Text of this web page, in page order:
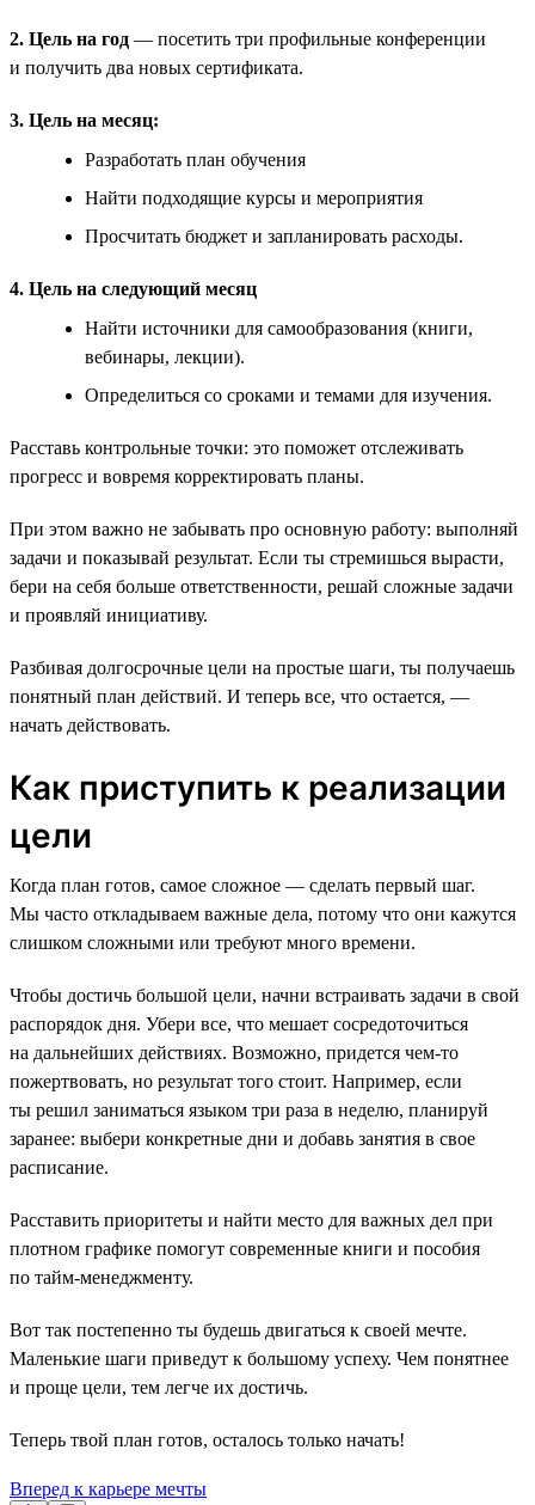
2. Цель на год — посетить три профильные конференции
и получить два новых сертификата.
3. Цель на месяц:
Разработать план обучения
Найти подходящие курсы и мероприятия
Просчитать бюджет и запланировать расходы.
4. Цель на следующий месяц
Найти источники для самообразования (книги,
вебинары, лекции).
Определиться со сроками и темами для изучения.
Расставь контрольные точки: это поможет отслеживать
прогресс и вовремя корректировать планы.
При этом важно не забывать про основную работу: выполняй
задачи и показывай результат. Если ты стремишься вырасти,
бери на себя больше ответственности, решай сложные задачи
и проявляй инициативу.
Разбивая долгосрочные цели на простые шаги, ты получаешь
понятный план действий. И теперь все, что остается, —
начать действовать.
Как приступить к реализации
цели
Когда план готов, самое сложное — сделать первый шаг.
Мы часто откладываем важные дела, потому что они кажутся
слишком сложными или требуют много времени.
Чтобы достичь большой цели, начни встраивать задачи в свой
распорядок дня. Убери все, что мешает сосредоточиться
на дальнейших действиях. Возможно, придется чем-то
пожертвовать, но результат того стоит. Например, если
ты решил заниматься языком три раза в неделю, планируй
заранее: выбери конкретные дни и добавь занятия в свое
расписание.
Расставить приоритеты и найти место для важных дел при
плотном графике помогут современные книги и пособия
по тайм-менеджменту.
Вот так постепенно ты будешь двигаться к своей мечте.
Маленькие шаги приведут к большому успеху. Чем понятнее
и проще цели, тем легче их достичь.
Теперь твой план готов, осталось только начать!
Вперед к карьере мечты